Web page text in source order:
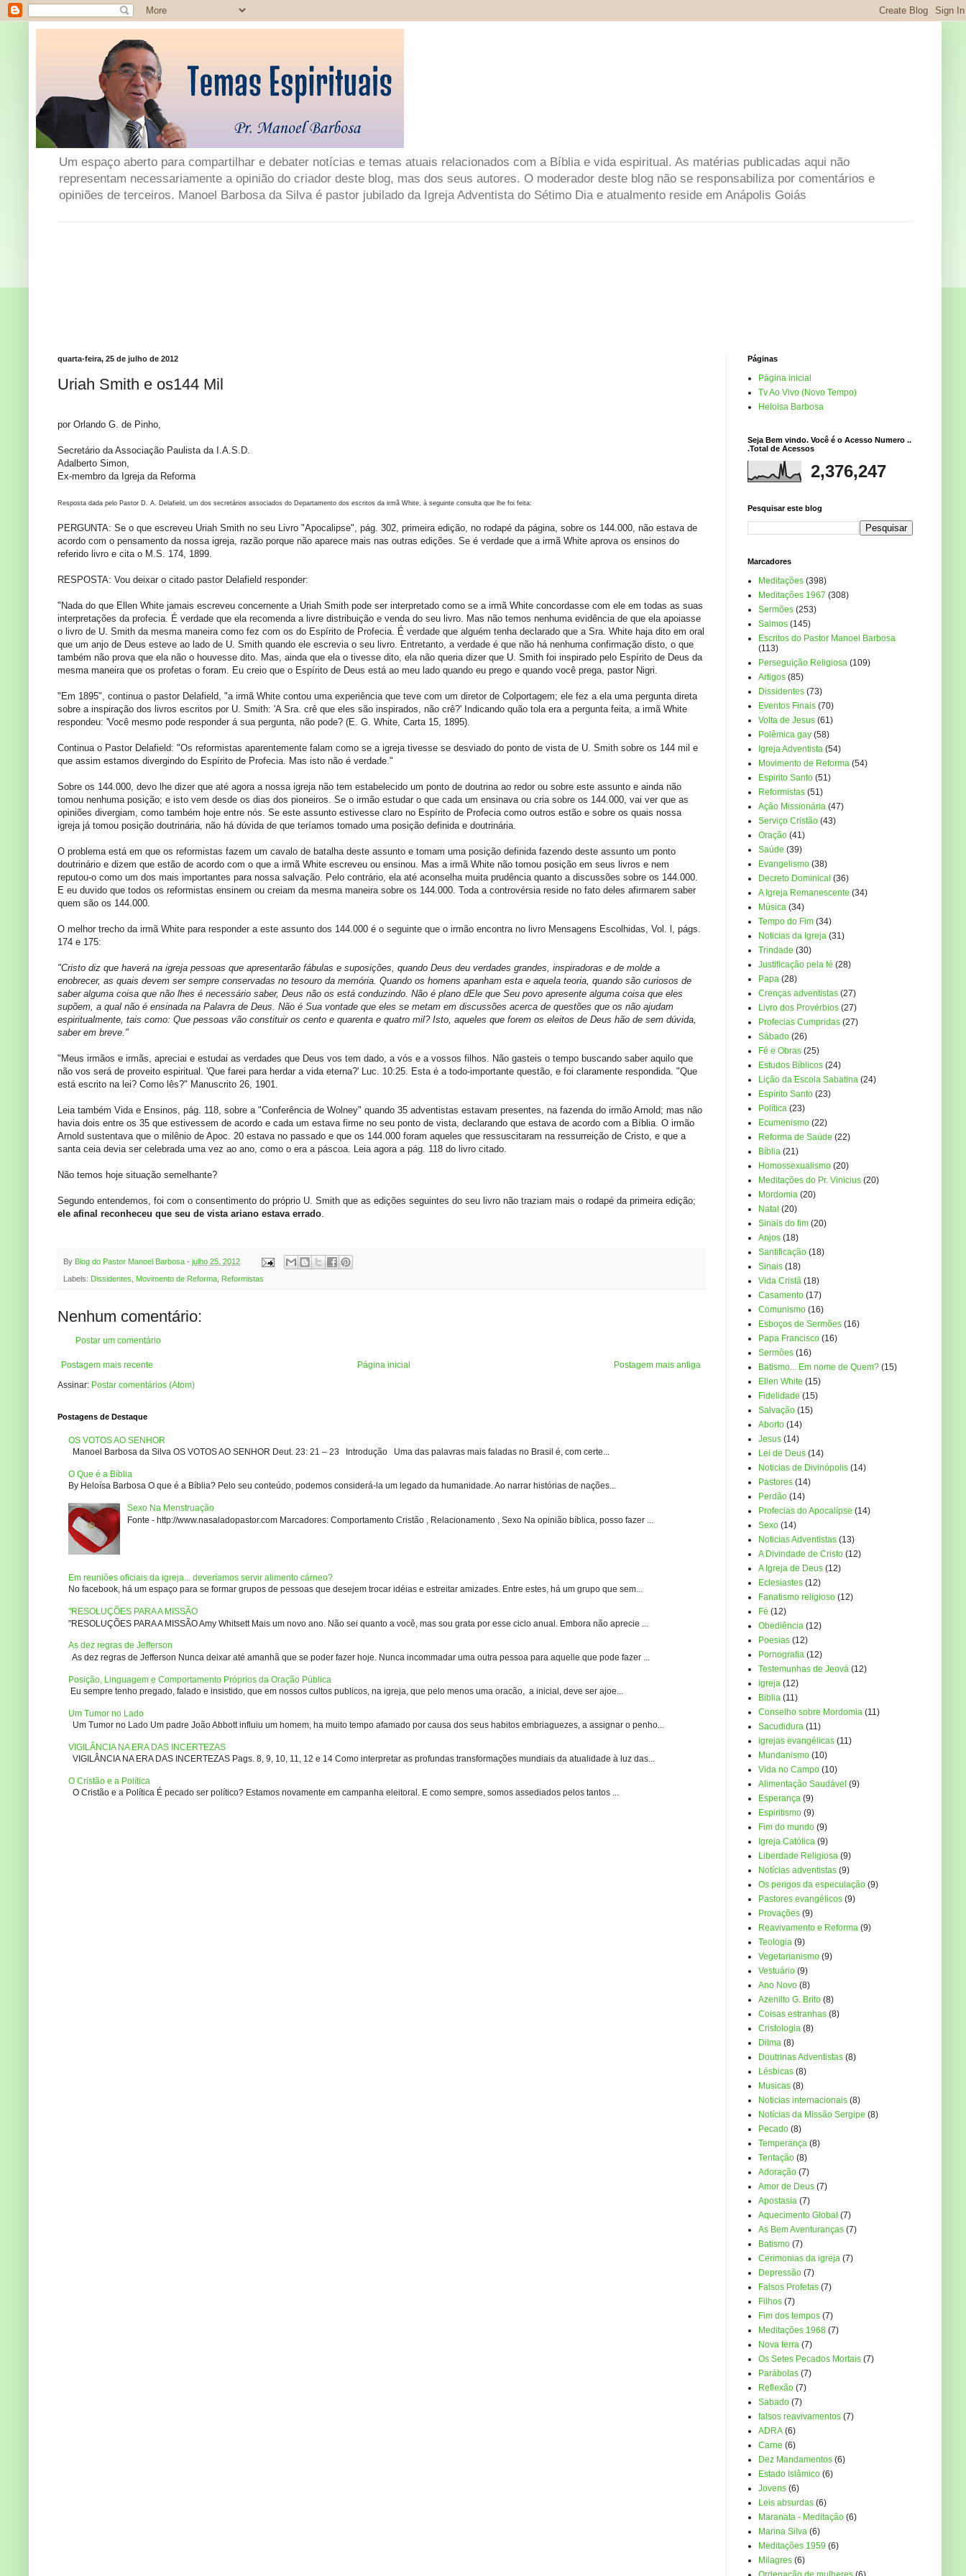
Um espaço aberto para compartilhar e debater notícias e temas atuais relacionados com a Bíblia e vida espiritual. As matérias publicadas aqui não
representam necessariamente a opinião do criador deste blog, mas dos seus autores. O moderador deste blog não se responsabiliza por comentários e
opiniões de terceiros. Manoel Barbosa da Silva é pastor jubilado da Igreja Adventista do Sétimo Dia e atualmento reside em Anápolis Goiás
quarta-feira, 25 de julho de 2012
Uriah Smith e os144 Mil
por Orlando G. de Pinho,
Secretário da Associação Paulista da I.A.S.D.
Adalberto Simon,
Ex-membro da Igreja da Reforma
Resposta dada pelo Pastor D. A. Delafield, um dos secretários associados do Departamento dos escritos da irmã White, à seguinte consulta que lhe foi feita:
PERGUNTA: Se o que escreveu Uriah Smith no seu Livro "Apocalipse", pág. 302, primeira edição, no rodapé da página, sobre os 144.000, não estava de
acordo com o pensamento da nossa igreja, razão porque não aparece mais nas outras edições. Se é verdade que a irmã White aprova os ensinos do
referido livro e cita o M.S. 174, 1899.
RESPOSTA: Vou deixar o citado pastor Delafield responder:
"Nada do que Ellen White jamais escreveu concernente a Uriah Smith pode ser interpretado como se a irmã White concordasse com ele em todas as suas
interpretações da profecia. É verdade que ela recomenda a livre distribuição e venda do seu livro. Mas não temos nenhuma evidência de que ela apoiasse
o livro de U. Smith da mesma maneira como fez com os do Espírito de Profecia. É verdade que alguém tenha declarado que a Sra. White haja dito em oral
que um anjo de Deus esteve ao lado de U. Smith quando ele escrevia o seu livro. Entretanto, a verdade é que não há nenhuma confirmação disto, o que
também não prova que ela não o houvesse dito. Mas, ainda que ela o tivesse dito, ela não queria dizer que U. Smith foi inspirado pelo Espírito de Deus da
mesma maneira que os profetas o foram. Eu creio que o Espírito de Deus está ao meu lado quando eu prego e quando você prega, pastor Nigri.
"Em 1895", continua o pastor Delafield, "a irmã White contou uma experiência que teve com um diretor de Colportagem; ele fez a ela uma pergunta direta
sobre a inspiração dos livros escritos por U. Smith: 'A Sra. crê que eles são inspirados, não crê?' Indicando quão tola era a pergunta feita, a irmã White
respondeu: 'Você mesmo pode responder á sua pergunta, não pode? (E. G. White, Carta 15, 1895).
Continua o Pastor Delafield: "Os reformistas aparentemente falam como se a igreja tivesse se desviado do ponto de vista de U. Smith sobre os 144 mil e
que assim estamos divergindo do Espírito de Profecia. Mas isto não é verdade."
Sobre os 144.000, devo lhe dizer que até agora a nossa igreja não tem estabelecido um ponto de doutrina ao redor ou sobre este assunto e ainda não
tomou nenhuma posição; e isto vem desde os dias dos pioneiros. Se o irmão estudar o que cada um ensinava ou cria sobre os 144.000, vai ver que as
opiniões divergiam, como também hoje entre nós. Se este assunto estivesse claro no Espírito de Profecia como outros estão e sobre os quais nossa
igreja já tomou posição doutrinária, não há dúvida de que teríamos tomado uma posição definida e doutrinária.
O problema está em que os reformistas fazem um cavalo de batalha deste assunto e tomam uma posição definida fazendo deste assunto um ponto
doutrinário e dizem que estão de acordo com o que a irmã White escreveu ou ensinou. Mas a irmã White não tomou posição em seus livros e nem
reputou-o como um dos mais importantes para nossa salvação. Pelo contrário, ela até aconselha muita prudência quanto a discussões sobre os 144.000.
E eu duvido que todos os reformistas ensinem ou creiam da mesma maneira sobre os 144.000. Toda a controvérsia reside no fato deles afirmarem saber
quem são os 144.000.
O melhor trecho da irmã White para responder a este assunto dos 144.000 é o seguinte que o irmão encontra no livro Mensagens Escolhidas, Vol. l, págs.
174 e 175:
"Cristo diz que haverá na igreja pessoas que apresentarão fábulas e suposições, quando Deus deu verdades grandes, inspiradoras e de molde a
enobrecer, as quais devem ser sempre conservadas no tesouro da memória. Quando os homens apanham esta e aquela teoria, quando são curiosos de
saber alguma coisa que não lhes é necessário saber, Deus não os está conduzindo. Não é plano dEle que Seu povo apresente alguma coisa que eles
supõem, a qual não é ensinada na Palavra de Deus. Não é Sua vontade que eles se metam em discussões acerca de questões que os não ajudam
espiritualmente, tais como: Que pessoas vão constituir os cento e quarenta e quatro mil? Isto, aqueles que forem os eleitos de Deus hão de sem dúvida,
saber em breve."
"Meus irmãos e irmãs, apreciai e estudai as verdades que Deus vos tem dado, a vós e a vossos filhos. Não gasteis o tempo buscando saber aquilo que
não vos será de proveito espiritual. 'Que farei para herdar a vida eterna?' Luc. 10:25. Esta é a todo-importante questão, e foi claramente respondida. "Que
está escrito na lei? Como lês?" Manuscrito 26, 1901.
Leia também Vida e Ensinos, pág. 118, sobre a "Conferência de Wolney" quando 35 adventistas estavam presentes, na fazenda do irmão Arnold; mas não
havia dois entre os 35 que estivessem de acordo e cada um estava firme no seu ponto de vista, declarando que estava de acordo com a Bíblia. O irmão
Arnold sustentava que o milênio de Apoc. 20 estava no passado e que os 144.000 foram aqueles que ressuscitaram na ressurreição de Cristo, e que a
santa ceia devia ser celebrada uma vez ao ano, como o era a páscoa. Leia agora a pág. 118 do livro citado.
Não temos hoje situação semelhante?
Segundo entendemos, foi com o consentimento do próprio U. Smith que as edições seguintes do seu livro não traziam mais o rodapé da primeira edição;
ele afinal reconheceu que seu de vista ariano estava errado.
By Blog do Pastor Manoel Barbosa - julho 25, 2012
Labels: Dissidentes, Movimento de Reforma, Reformistas
Nenhum comentário:
Postar um comentário
Postagem mais recente Postagem mais antiga
Página inicial
Assinar: Postar comentários (Atom)
Postagens de Destaque
OS VOTOS AO SENHOR
Manoel Barbosa da Silva OS VOTOS AO SENHOR Deut. 23: 21 – 23 Introdução Uma das palavras mais faladas no Brasil é, com certe...
O Que é a Bíblia
By Heloísa Barbosa O que é a Bíblia? Pelo seu conteúdo, podemos considerá-la um legado da humanidade. Ao narrar histórias de nações...
Sexo Na Menstruação
Fonte - http://www.nasaladopastor.com Marcadores: Comportamento Cristão , Relacionamento , Sexo Na opinião bíblica, posso fazer ...
Em reuniões oficiais da igreja... deveríamos servir alimento cárneo?
No facebook, há um espaço para se formar grupos de pessoas que desejem trocar idéias e estreitar amizades. Entre estes, há um grupo que sem...
"RESOLUÇÕES PARA A MISSÃO
"RESOLUÇÕES PARA A MISSÃO Amy Whitsett Mais um novo ano. Não sei quanto a você, mas sou grata por esse ciclo anual. Embora não aprecie ...
As dez regras de Jefferson
As dez regras de Jefferson Nunca deixar até amanhã que se poder fazer hoje. Nunca incommadar uma outra pessoa para aquelle que pode fazer ...
Posição, Linguagem e Comportamento Próprios da Oração Pública
Eu sempre tenho pregado, falado e insistido, que em nossos cultos publicos, na igreja, que pelo menos uma oracão, a inicial, deve ser ajoe...
Um Tumor no Lado
Um Tumor no Lado Um padre João Abbott influiu um homem, ha muito tempo afamado por causa dos seus habitos embriaguezes, a assignar o penho...
VIGILÂNCIA NA ERA DAS INCERTEZAS
VIGILÂNCIA NA ERA DAS INCERTEZAS Pags. 8, 9, 10, 11, 12 e 14 Como interpretar as profundas transformações mundiais da atualidade à luz das...
O Cristão e a Política
O Cristão e a Política É pecado ser político? Estamos novamente em campanha eleitoral. E como sempre, somos assediados pelos tantos ...
Páginas
Página inicial
Tv Ao Vivo (Novo Tempo)
Heloisa Barbosa
Seja Bem vindo. Você é o Acesso Numero ..
.Total de Acessos
2,376,247
Pesquisar este blog
Marcadores
Meditações (398)
Meditações 1967 (308)
Sermões (253)
Salmos (145)
Escritos do Pastor Manoel Barbosa
(113)
Perseguição Religiosa (109)
Artigos (85)
Dissidentes (73)
Eventos Finais (70)
Volta de Jesus (61)
Polêmica gay (58)
Igreja Adventista (54)
Movimento de Reforma (54)
Espirito Santo (51)
Reformistas (51)
Ação Missionária (47)
Serviço Cristão (43)
Oração (41)
Saúde (39)
Evangelismo (38)
Decreto Dominical (36)
A Igreja Remanescente (34)
Música (34)
Tempo do Fim (34)
Noticias da Igreja (31)
Trindade (30)
Justificação pela fé (28)
Papa (28)
Crenças adventistas (27)
Livro dos Provérbios (27)
Profecias Cumpridas (27)
Sábado (26)
Fé e Obras (25)
Estudos Bíblicos (24)
Lição da Escola Sabatina (24)
Espírito Santo (23)
Política (23)
Ecumenismo (22)
Reforma de Saúde (22)
Bíblia (21)
Homossexualismo (20)
Meditações do Pr. Vinicius (20)
Mordomia (20)
Natal (20)
Sinais do fim (20)
Anjos (18)
Santificação (18)
Sinais (18)
Vida Cristã (18)
Casamento (17)
Comunismo (16)
Esboços de Sermões (16)
Papa Francisco (16)
Sermôes (16)
Batismo... Em nome de Quem? (15)
Ellen White (15)
Fidelidade (15)
Salvação (15)
Aborto (14)
Jesus (14)
Lei de Deus (14)
Noticias de Divinópolis (14)
Pastores (14)
Perdão (14)
Profecias do Apocalípse (14)
Sexo (14)
Noticias Adventistas (13)
A Divindade de Cristo (12)
A Igreja de Deus (12)
Eclesiastes (12)
Fanatismo religioso (12)
Fé (12)
Obediência (12)
Poesias (12)
Pornografia (12)
Testemunhas de Jeová (12)
igreja (12)
Biblia (11)
Conselho sobre Mordomia (11)
Sacudidura (11)
igrejas evangélicas (11)
Mundanismo (10)
Vida no Campo (10)
Alimentação Saudável (9)
Esperança (9)
Espiritismo (9)
Fim do mundo (9)
Igreja Católica (9)
Liberdade Religiosa (9)
Notícias adventistas (9)
Os perigos da especulação (9)
Pastores evangélicos (9)
Provações (9)
Reavivamento e Reforma (9)
Teologia (9)
Vegetarianismo (9)
Vestuário (9)
Ano Novo (8)
Azenilto G. Brito (8)
Coisas estranhas (8)
Cristologia (8)
Dilma (8)
Doutrinas Adventistas (8)
Lésbicas (8)
Musicas (8)
Noticias internacionais (8)
Notícias da Missão Sergipe (8)
Pecado (8)
Temperança (8)
Tentação (8)
Adoração (7)
Amor de Deus (7)
Apostasia (7)
Aquecimento Global (7)
As Bem Aventuranças (7)
Batismo (7)
Cerimonias da igreja (7)
Depressão (7)
Falsos Profetas (7)
Filhos (7)
Fim dos tempos (7)
Meditações 1968 (7)
Nova terra (7)
Os Setes Pecados Mortais (7)
Parábolas (7)
Reflexão (7)
Sabado (7)
falsos reavivamentos (7)
ADRA (6)
Carne (6)
Dez Mandamentos (6)
Estado Islâmico (6)
Jovens (6)
Leis absurdas (6)
Maranata - Meditação (6)
Marina Silva (6)
Meditações 1959 (6)
Milagres (6)